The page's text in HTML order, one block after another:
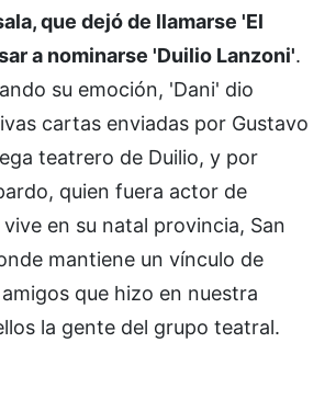
que dejó de llamarse 'El
a nominarse 'Duilio Lanzoni'.
su emoción, 'Dani' dio
cartas enviadas por Gustavo
teatrero de Duilio, y por
quien fuera actor de
en su natal provincia, San
mantiene un vínculo de
que hizo en nuestra
la gente del grupo teatral.